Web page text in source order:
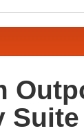
Suite